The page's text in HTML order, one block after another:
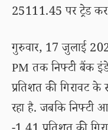
25111.45 पर ट्रेड कर
गुरुवार, 17 जुलाई
PM तक निफ्टी बैंक
प्रतिशत की गिरावट
रहा है. जबकि